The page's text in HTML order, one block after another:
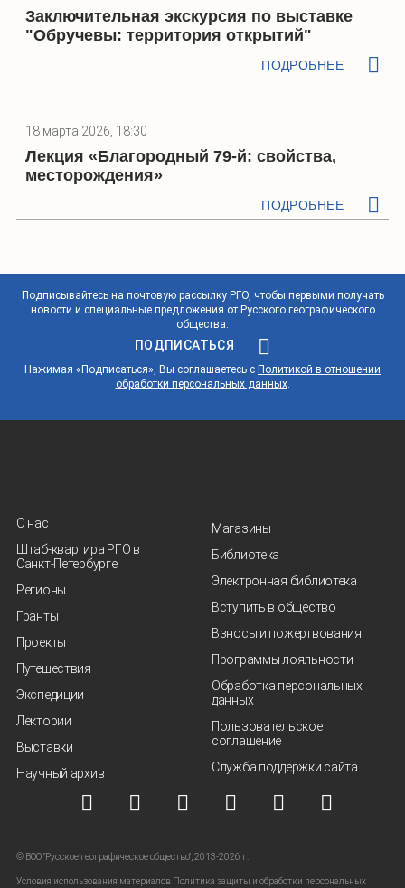
Заключительная экскурсия по выставке
"Обручевы: территория открытий"
ПОДРОБНЕЕ
18 марта 2026, 18:30
Лекция «Благородный 79-й: свойства,
месторождения»
ПОДРОБНЕЕ
Подписывайтесь на почтовую рассылку РГО, чтобы первыми получать
новости и специальные предложения от Русского географического
общества.
ПОДПИСАТЬСЯ
Нажимая «Подписаться», Вы соглашаетесь с Политикой в отношении
обработки персональных данных.
О нас
Штаб-квартира РГО в
Санкт‑Петербурге
Регионы
Гранты
Проекты
Путешествия
Экспедиции
Лектории
Выставки
Научный архив
Магазины
Библиотека
Электронная библиотека
Вступить в общество
Взносы и пожертвования
Программы лояльности
Обработка персональных
данных
Пользовательское
соглашение
Служба поддержки сайта
© ВОО "Русское географическое общество", 2013-2026 г.
Условия использования материалов Политика защиты и обработки персональных